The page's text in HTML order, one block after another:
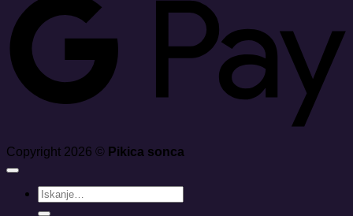
Copyright 2026 © Pikica sonca
Išči: